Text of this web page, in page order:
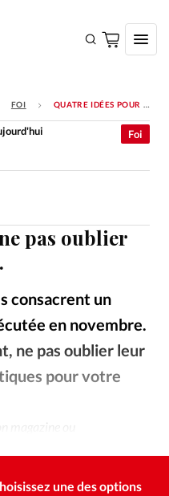
réveil
Monde
FOI QUATRE IDÉES POUR NE PAS OUBLIER L’ÉGLISE PERSÉCUTÉE.
pas oublier
consacrent un
en novembre.
ne pas oublier leur
pour votre
Foi
magazine ou
une des options